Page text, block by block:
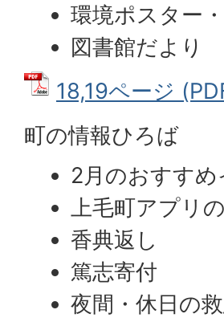
環境ポスター
図書館だより
18,19ページ
町の情報ひろば
2月のおすすめ
上毛町アプリ
香典返し
篤志寄付
夜間・休日の